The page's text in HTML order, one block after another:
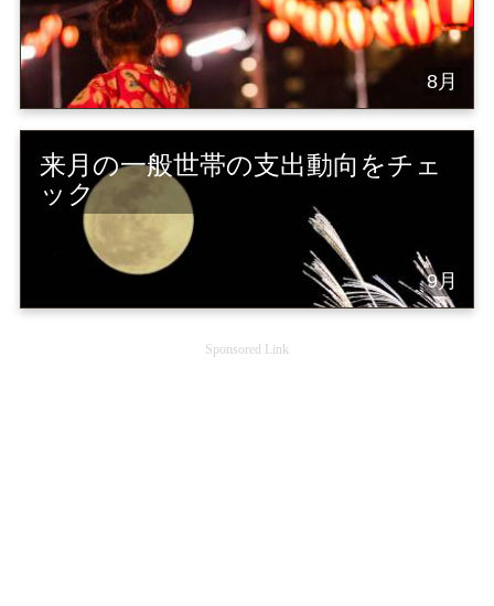
8月
来月の一般世帯の支出動向をチェ
ック
9月
Sponsored Link